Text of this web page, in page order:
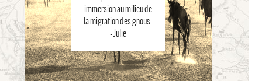
immersion au milieu de
la migration des gnous.
- Julie